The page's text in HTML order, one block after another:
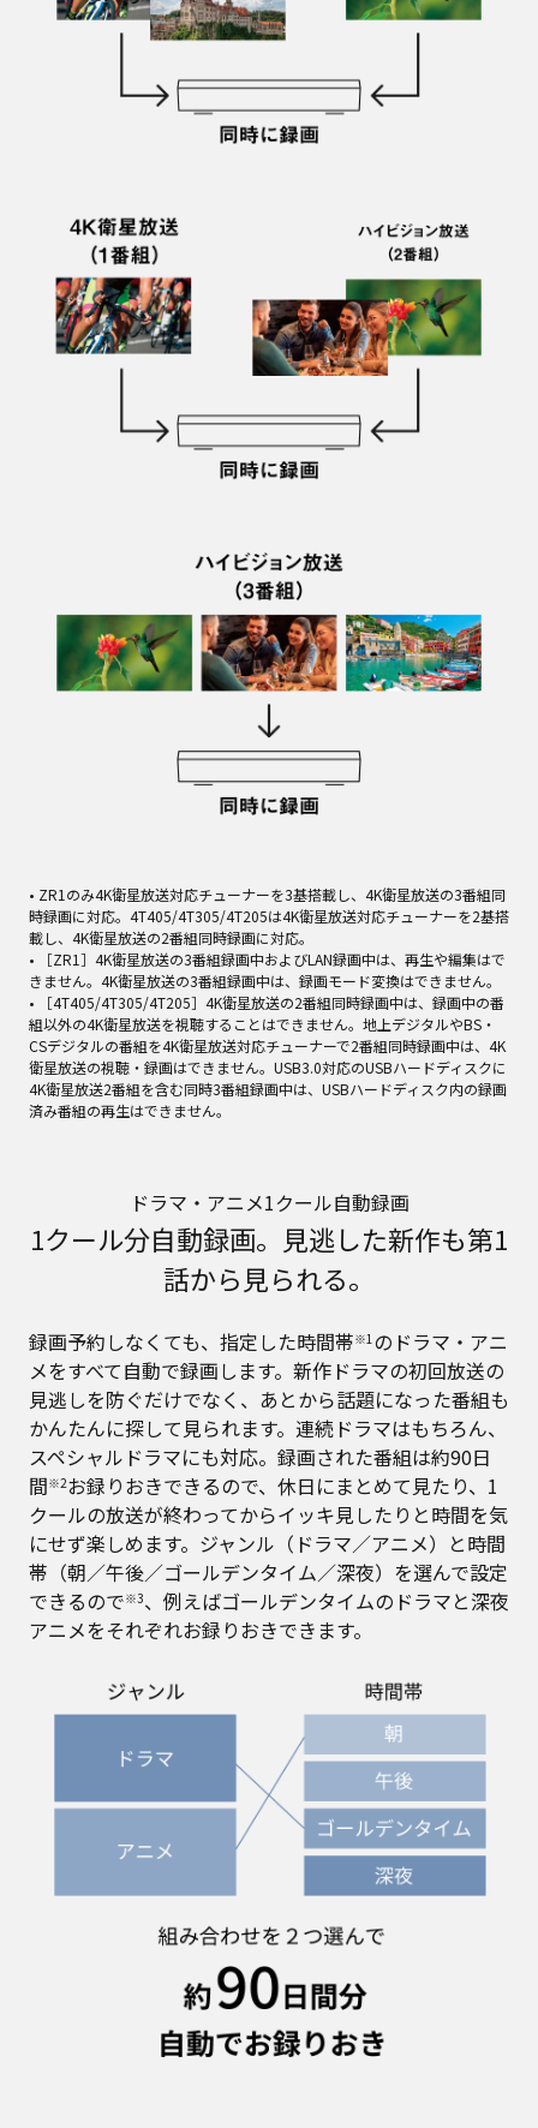
• ZR1のみ4K衛星放送対応チューナーを3基搭載し、4K衛星放送の3番組同
時録画に対応。4T405/4T305/4T205は4K衛星放送対応チューナーを2基搭
載し、4K衛星放送の2番組同時録画に対応。
• ［ZR1］4K衛星放送の3番組録画中およびLAN録画中は、再生や編集はで
きません。4K衛星放送の3番組録画中は、録画モード変換はできません。
• ［4T405/4T305/4T205］4K衛星放送の2番組同時録画中は、録画中の番
組以外の4K衛星放送を視聴することはできません。地上デジタルやBS・
CSデジタルの番組を4K衛星放送対応チューナーで2番組同時録画中は、4K
衛星放送の視聴・録画はできません。USB3.0対応のUSBハードディスクに
4K衛星放送2番組を含む同時3番組録画中は、USBハードディスク内の録画
済み番組の再生はできません。
ドラマ・アニメ1クール自動録画
1クール分自動録画。見逃した新作も第1
話から見られる。
録画予約しなくても、指定した時間帯※1のドラマ・アニ
メをすべて自動で録画します。新作ドラマの初回放送の
見逃しを防ぐだけでなく、あとから話題になった番組も
かんたんに探して見られます。連続ドラマはもちろん、
スペシャルドラマにも対応。録画された番組は約90日
間※2お録りおきできるので、休日にまとめて見たり、1
クールの放送が終わってからイッキ見したりと時間を気
にせず楽しめます。ジャンル（ドラマ／アニメ）と時間
帯（朝／午後／ゴールデンタイム／深夜）を選んで設定
できるので※3、例えばゴールデンタイムのドラマと深夜
アニメをそれぞれお録りおきできます。